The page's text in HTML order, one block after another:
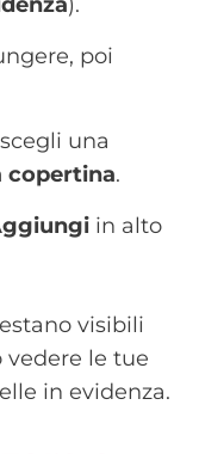
poi
una
copertina.
in alto
visibili
le tue
in evidenza.